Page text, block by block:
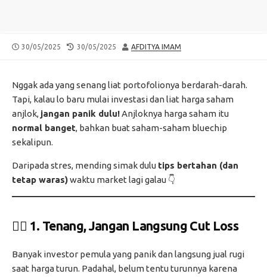
PUBLISHED
30/05/2025
LAST
30/05/2025 AUTHOR
AFDITYA IMAM
Nggak ada yang senang liat portofolionya berdarah-darah.
Tapi, kalau lo baru mulai investasi dan liat harga saham
anjlok, jangan panik dulu!Anjloknya harga saham itu
normal banget, bahkan buat saham-saham bluechip
sekalipun.
Daripada stres, mending simak dulu tips bertahan (dan
tetap waras)waktu market lagi galau 👇
🧘‍♂️ 1. Tenang, Jangan Langsung Cut Loss
Banyak investor pemula yang panik dan langsung jual rugi
saat harga turun. Padahal, belum tentu turunnya karena